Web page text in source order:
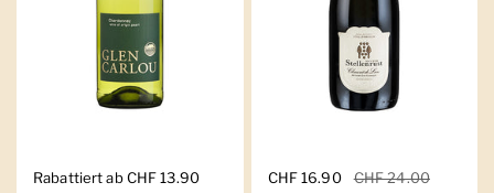
Regulärer Preis
Rabattiert ab CHF 13.90 Regulärer Preis
CHF 16.90 Sale-Preis
CHF 24.00